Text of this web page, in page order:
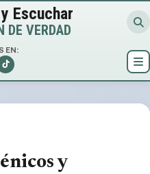
Escuchar
DE VERDAD
EN:
y